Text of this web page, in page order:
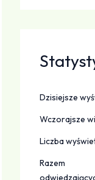
Dzisiejsze
Wczorajsze
Liczba
Razem